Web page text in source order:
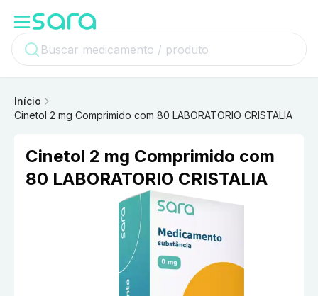
Início
Cinetol 2 mg Comprimido com 80 LABORATORIO CRISTALIA
Cinetol 2 mg Comprimido com
80 LABORATORIO CRISTALIA